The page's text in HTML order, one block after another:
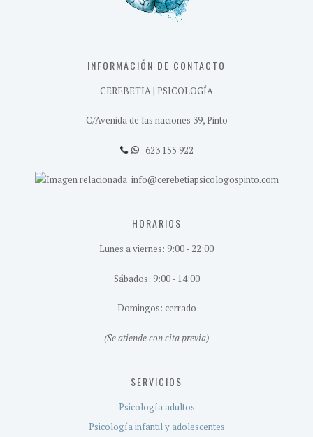
INFORMACIÓN DE CONTACTO
CEREBETIA | PSICOLOGÍA
C/Avenida de las naciones 39, Pinto
623 155 922
info@cerebetiapsicologospinto.com
HORARIOS
Lunes a viernes: 9:00 - 22:00
Sábados: 9:00 - 14:00
Domingos: cerrado
(Se atiende con cita previa)
SERVICIOS
Psicología adultos
Psicología infantil y adolescentes